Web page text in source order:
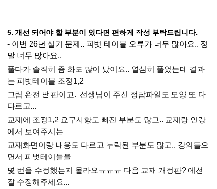
5. 개선 되어야 할 부분이 있다면 편하게 작성 부탁드립니다.
- 이번 26년 실기 문제.. 피벗 테이블 오류가 너무 많아요.. 정
말 너무 많아요..
풀다가 솔직히 좀 화도 많이 났어요.. 열심히 풀었는데 결과
는 피벗테이블 조정1,2
그림 완전 딴 판이고.. 선생님이 주신 정답파일도 모양 또 다
다르고...
교재에 조정1,2 요구사항도 빠진 부분도 많고.. 교재랑 인강
에서 보여주시는
교재화면이랑 내용도 다르고 누락된 부분도 많고.. 강의들으
면서 피벗테이블을
몇 번을 수정했는지 몰라요ㅠㅠㅠ 다음 교재 개정판? 에선
잘 수정해주세요...